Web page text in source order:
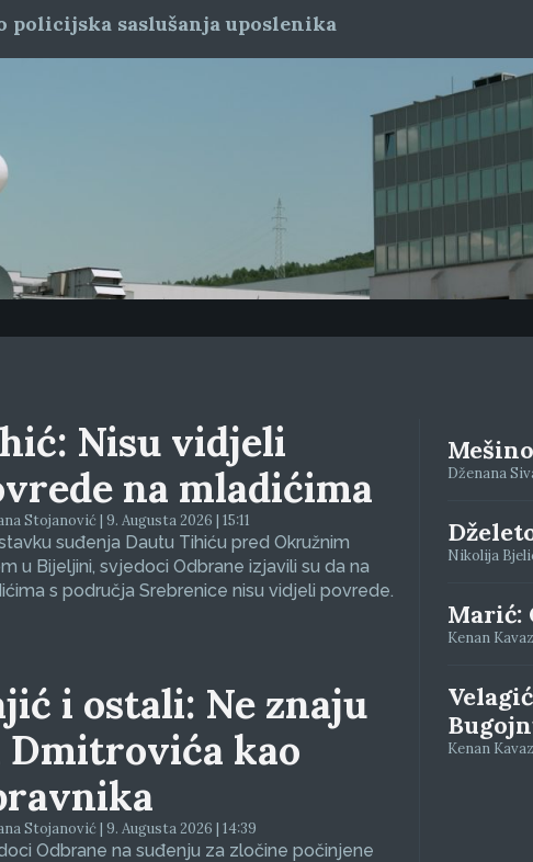
saslušanja uposlenika
Nisu vidjeli
na mladićima
Stojanović | 9. Augusta 2026 | 15:11
suđenja Dautu Tihiću pred Okružnim
u Bijeljini, svjedoci Odbrane izjavili su da na
s područja Srebrenice nisu vidjeli povrede.
i ostali: Ne znaju
Dmitrovića kao
Stojanović | 9. Augusta 2026 | 14:39
Odbrane na suđenju za zločine počinjene
Dženana
Nikolija
Marić:
Kenan
Kenan